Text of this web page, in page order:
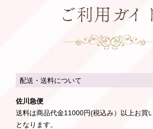
配送・送料について
佐川急便
送料は商品代金11000円(税込み）以上お買
となります。